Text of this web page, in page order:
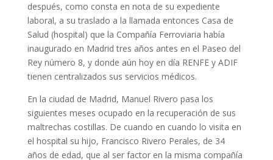
después, como consta en nota de su expediente
laboral, a su traslado a la llamada entonces Casa de
Salud (hospital) que la Compañía Ferroviaria había
inaugurado en Madrid tres años antes en el Paseo del
Rey número 8, y donde aún hoy en día RENFE y ADIF
tienen centralizados sus servicios médicos.
En la ciudad de Madrid, Manuel Rivero pasa los
siguientes meses ocupado en la recuperación de sus
maltrechas costillas. De cuando en cuando lo visita en
el hospital su hijo, Francisco Rivero Perales, de 34
años de edad, que al ser factor en la misma compañía